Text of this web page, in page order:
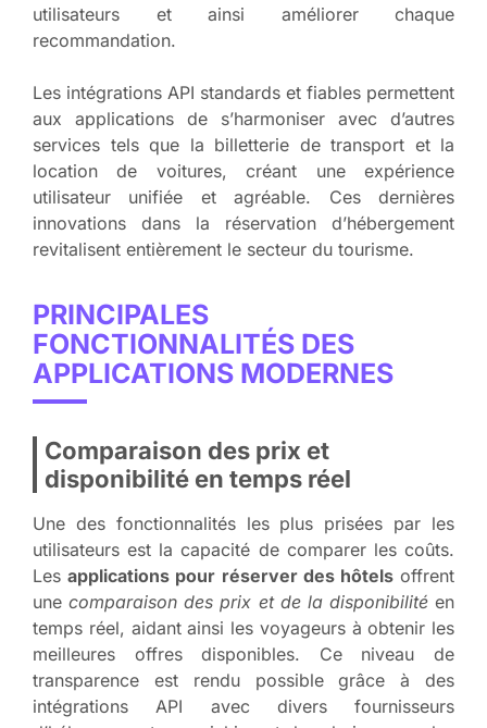
utilisateurs et ainsi améliorer chaque
recommandation.
Les intégrations API standards et fiables permettent
aux applications de s’harmoniser avec d’autres
services tels que la billetterie de transport et la
location de voitures, créant une expérience
utilisateur unifiée et agréable. Ces dernières
innovations dans la réservation d’hébergement
revitalisent entièrement le secteur du tourisme.
PRINCIPALES
FONCTIONNALITÉS DES
APPLICATIONS MODERNES
Comparaison des prix et
disponibilité en temps réel
Une des fonctionnalités les plus prisées par les
utilisateurs est la capacité de comparer les coûts.
Lesapplications pour réserver des hôtelsoffrent
unecomparaison des prix et de la disponibilitéen
temps réel, aidant ainsi les voyageurs à obtenir les
meilleures offres disponibles. Ce niveau de
transparence est rendu possible grâce à des
intégrations API avec divers fournisseurs